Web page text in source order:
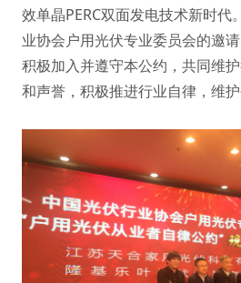
效单晶PERC双面发电技术新时代
业协会户用光伏专业委员会的邀
积极加入并遵守本公约，共同维
和声誉，积极推进行业自律，维护